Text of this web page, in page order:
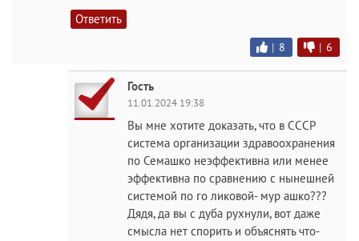
Ответить
| 8 | 6
Гость
11.01.2024 19:38
Вы мне хотите доказать, что в СССР
система организации здравоохранения
по Семашко неэффективна или менее
эффективна по сравнению с нынешней
системой по го ликовой- мур ашко???
Дядя, да вы с дуба рухнули, вот даже
смысла нет спорить и объяснять что-